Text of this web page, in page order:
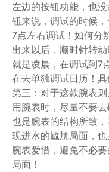
左边的按钮功能，也
钮来说，调试的时候
7点左右调试！如何分
出来以后，顺时针转
就是凌晨，在调试到7
在去单独调试日历！
第三：对于这款腕表
用腕表时，尽量不要
也是腕表的结构所致
现进水的尴尬局面，
腕表爱惜，避免不必
局面！